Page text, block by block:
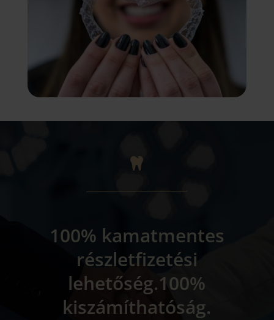

100% kamatmentes
részletfizetési
lehetőség.100%
kiszámíthatóság.